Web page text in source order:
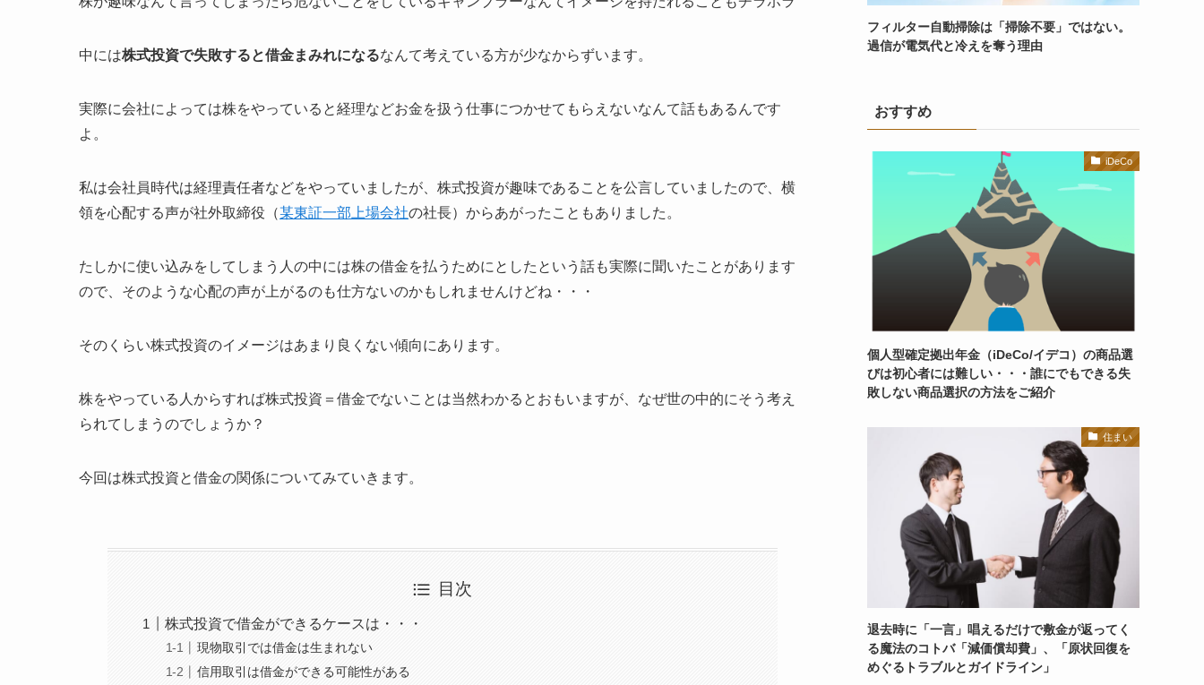
中には株式投資で失敗すると借金まみれになるなんて考えている方が少なからずいます。
実際に会社によっては株をやっていると経理などお金を扱う仕事につかせてもらえないなんて話もあるんです
よ。
私は会社員時代は経理責任者などをやっていましたが、株式投資が趣味であることを公言していましたので、横
領を心配する声が社外取締役（某東証一部上場会社の社長）からあがったこともありました。
たしかに使い込みをしてしまう人の中には株の借金を払うためにとしたという話も実際に聞いたことがあります
ので、そのような心配の声が上がるのも仕方ないのかもしれませんけどね・・・
そのくらい株式投資のイメージはあまり良くない傾向にあります。
株をやっている人からすれば株式投資＝借金でないことは当然わかるとおもいますが、なぜ世の中的にそう考え
られてしまうのでしょうか？
今回は株式投資と借金の関係についてみていきます。
目次
株式投資で借金ができるケースは・・・
現物取引では借金は生まれない
信用取引は借金ができる可能性がある
フィルター自動掃除は「掃除不要」ではない。
過信が電気代と冷えを奪う理由
おすすめ
iDeCo
個人型確定拠出年金（iDeCo/イデコ）の商品選
びは初心者には難しい・・・誰にでもできる失
敗しない商品選択の方法をご紹介
住まい
退去時に「一言」唱えるだけで敷金が返ってく
る魔法のコトバ「減価償却費」、「原状回復を
めぐるトラブルとガイドライン」